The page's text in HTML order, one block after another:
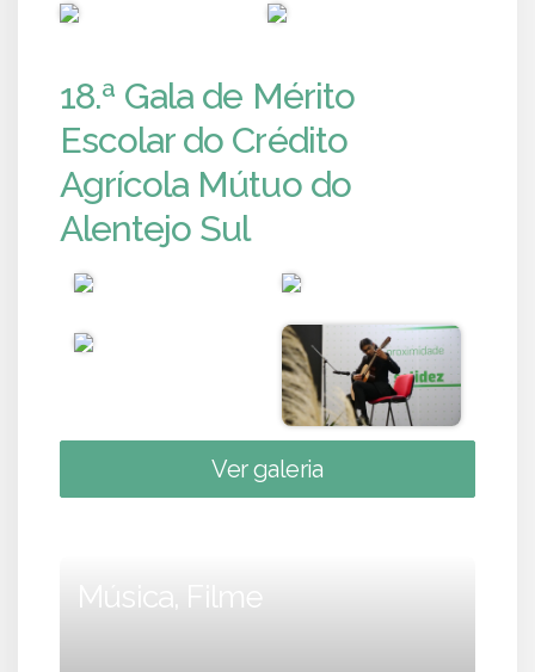
18.ª Gala de Mérito
Escolar do Crédito
Agrícola Mútuo do
Alentejo Sul
Ver galeria
Música, Filme